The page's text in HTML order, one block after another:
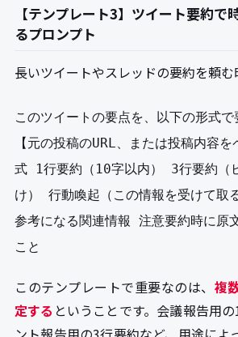
【テンプレート3】ツイート要約で
るプロンプト
長いツイートやスレッドの要約を頼む
このツイートの要点を、以下の形式
【元の投稿のURL、または投稿内容
式 1行要約（10字以内） 3行要約（
け） 行動喚起（この情報を受けて取
参考になる関連情報 注意要約時に原
こと
このテンプレートで重要なのは、 複
定する ということです。会議報告用